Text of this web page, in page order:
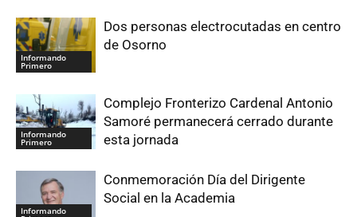
Informando
Primero
Dos personas electrocutadas en centro
de Osorno
Informando
Primero
Complejo Fronterizo Cardenal Antonio
Samoré permanecerá cerrado durante
esta jornada
Informando
Conmemoración Día del Dirigente
Social en la Academia